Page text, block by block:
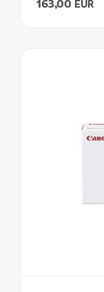
163,00 EUR